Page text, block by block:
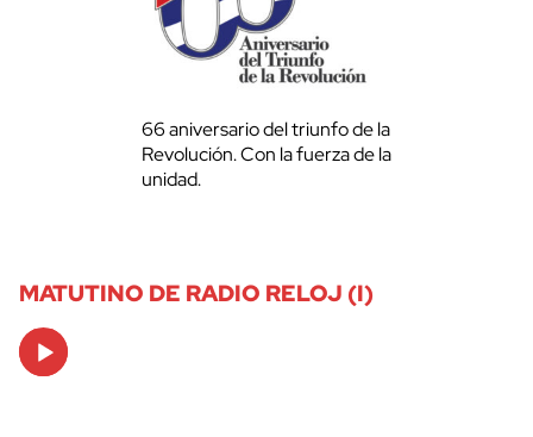
66 aniversario del triunfo de la
Revolución. Con la fuerza de la
unidad.
MATUTINO DE RADIO RELOJ (I)
Audio
Player